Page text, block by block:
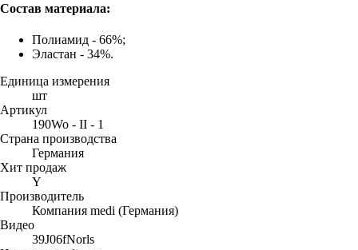
Состав материала:
Полиамид - 66%;
Эластан - 34%.
Единица измерения
шт
Артикул
190Wo - II - 1
Страна производства
Германия
Хит продаж
Y
Производитель
Компания medi (Германия)
Видео
39J06fNorls